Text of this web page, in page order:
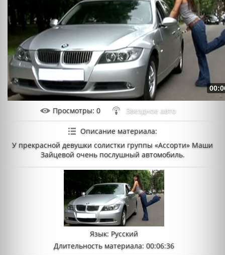
Просмотры: 0 Звездное авто
Описание материала:
У прекрасной девушки солистки группы «Ассорти» Маши
Зайцевой очень послушный автомобиль.
Язык: Русский
Длительность материала: 00:06:36